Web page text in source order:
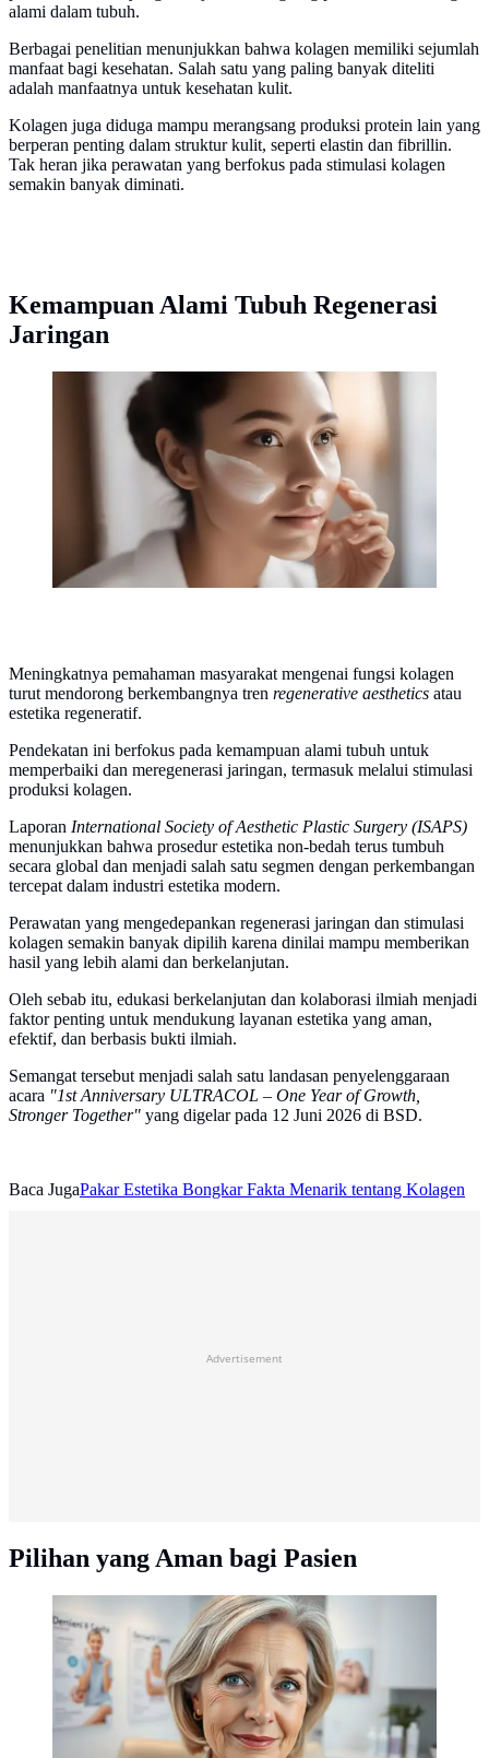
alami dalam tubuh.
Berbagai penelitian menunjukkan bahwa kolagen memiliki sejumlah
manfaat bagi kesehatan. Salah satu yang paling banyak diteliti
adalah manfaatnya untuk kesehatan kulit.
Kolagen juga diduga mampu merangsang produksi protein lain yang
berperan penting dalam struktur kulit, seperti elastin dan fibrillin.
Tak heran jika perawatan yang berfokus pada stimulasi kolagen
semakin banyak diminati.
Kemampuan Alami Tubuh Regenerasi
Jaringan
Kolagen berperan penting bagi kulit. Simak tren
perawatan berbasis sains yang semakin diminati.
(Ilustrasi by AI)
Meningkatnya pemahaman masyarakat mengenai fungsi kolagen
turut mendorong berkembangnya tren regenerative aesthetics atau
estetika regeneratif.
Pendekatan ini berfokus pada kemampuan alami tubuh untuk
memperbaiki dan meregenerasi jaringan, termasuk melalui stimulasi
produksi kolagen.
Laporan International Society of Aesthetic Plastic Surgery (ISAPS)
menunjukkan bahwa prosedur estetika non-bedah terus tumbuh
secara global dan menjadi salah satu segmen dengan perkembangan
tercepat dalam industri estetika modern.
Perawatan yang mengedepankan regenerasi jaringan dan stimulasi
kolagen semakin banyak dipilih karena dinilai mampu memberikan
hasil yang lebih alami dan berkelanjutan.
Oleh sebab itu, edukasi berkelanjutan dan kolaborasi ilmiah menjadi
faktor penting untuk mendukung layanan estetika yang aman,
efektif, dan berbasis bukti ilmiah.
Semangat tersebut menjadi salah satu landasan penyelenggaraan
acara "1st Anniversary ULTRACOL – One Year of Growth,
Stronger Together" yang digelar pada 12 Juni 2026 di BSD.
Baca JugaPakar Estetika Bongkar Fakta Menarik tentang Kolagen
Advertisement
Pilihan yang Aman bagi Pasien